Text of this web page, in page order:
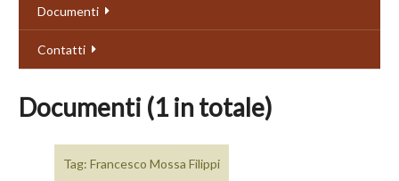
Documenti
Contatti
Documenti (1 in totale)
Tag: Francesco Mossa Filippi